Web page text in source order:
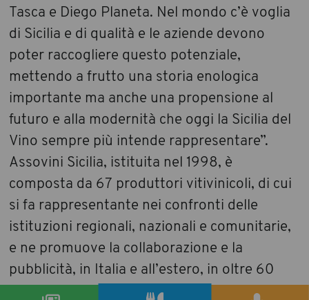
Tasca e Diego Planeta. Nel mondo c’è voglia
di Sicilia e di qualità e le aziende devono
poter raccogliere questo potenziale,
mettendo a frutto una storia enologica
importante ma anche una propensione al
futuro e alla modernità che oggi la Sicilia del
Vino sempre più intende rappresentare”.
Assovini Sicilia, istituita nel 1998, è
composta da 67 produttori vitivinicoli, di cui
si fa rappresentante nei confronti delle
istituzioni regionali, nazionali e comunitarie,
e ne promuove la collaborazione e la
pubblicità, in Italia e all’estero, in oltre 60
Paesi.